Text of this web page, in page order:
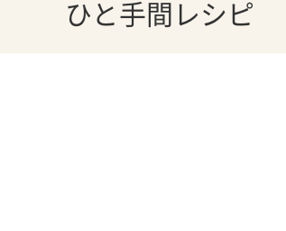
ひと手間レシピ